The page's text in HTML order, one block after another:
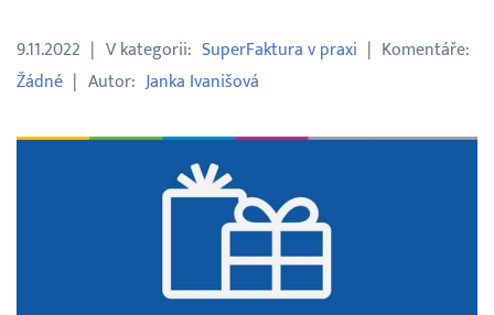
Tým a náš příběh
9.11.2022 V kategorii SuperFaktura v praxi
Komentáře
Žádné
Autor Janka Ivanišová